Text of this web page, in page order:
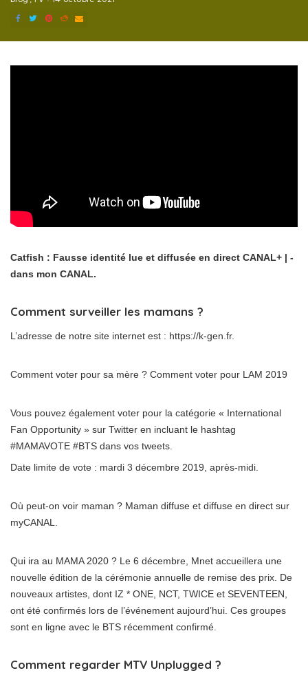
Catfish : Fausse identité lue et diffusée en direct CANAL+ | -
dans mon CANAL.
Comment surveiller les mamans ?
L’adresse de notre site internet est : https://k-gen.fr.
Comment voter pour sa mère ? Comment voter pour LAM 2019
Vous pouvez également voter pour la catégorie « International
Fan Opportunity » sur Twitter en incluant le hashtag
#MAMAVOTE #BTS dans vos tweets.
Date limite de vote : mardi 3 décembre 2019, après-midi.
Où peut-on voir maman ? Maman diffuse et diffuse en direct sur
myCANAL.
Qui ira au MAMA 2020 ? Le 6 décembre, Mnet accueillera une
nouvelle édition de la cérémonie annuelle de remise des prix. De
nouveaux artistes, dont IZ * ONE, NCT, TWICE et SEVENTEEN,
ont été confirmés lors de l’événement aujourd’hui. Ces groupes
sont en ligne avec le BTS récemment confirmé.
Comment regarder MTV Unplugged ?